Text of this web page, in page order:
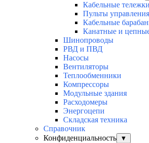
Кабельные тележки
Пульты управления
Кабельные
Канатные и
Шинопроводы
РВД и ПВД
Насосы
Вентиляторы
Теплообменники
Компрессоры
Модульные здания
Расходомеры
Энергоцепи
Складская техника
Справочник
Конфиденциальность
▼